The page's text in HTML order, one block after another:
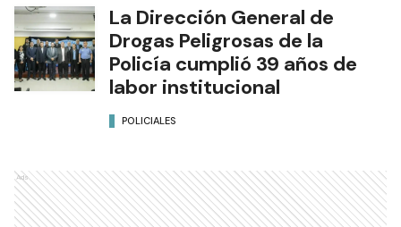
La Dirección General de
Drogas Peligrosas de la
Policía cumplió 39 años de
labor institucional
POLICIALES
Ads